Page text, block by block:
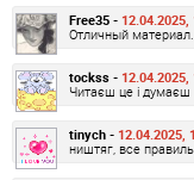
Free35 - 12.04.2025,
Отличный
tockss - 12.04.2025,
Читаєш це і думаєш
tinych - 12.04.2025,
ништяг, все